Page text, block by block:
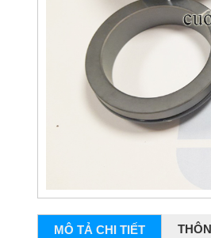
MÔ TẢ CHI TIẾT